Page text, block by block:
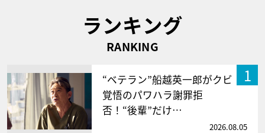
ランキング
RANKING
1
“ベテラン”船越英一郎がクビ
覚悟のパワハラ謝罪拒
否！“後輩”だけ…
2026.08.05